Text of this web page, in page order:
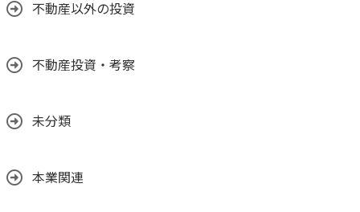
不動産以外の投資
不動産投資・考察
未分類
本業関連